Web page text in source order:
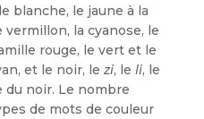
blanche, le jaune à la
la cyanose, le
rouge, le vert et le
et le noir, le zi, le li, le
du noir. Le nombre
de mots de couleur